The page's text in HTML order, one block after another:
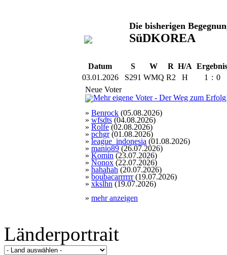
Die bisherigen
SüDKOREA
Datum S W R H/A Ergebnis
03.01.2026
S291 WMQ R2 H 1 : 0
Neue Voter
» Benrock (05.08.2026)
» wfsdts (04.08.2026)
» Rolfe (02.08.2026)
» pchgr(01.08.2026)
» league_indonesia (01.08.2026)
» manio89 (26.07.2026)
» Komin (23.07.2026)
» Nonox (22.07.2026)
» hahahah (20.07.2026)
» boubacarrrrrr(19.07.2026)
» xkslhn (19.07.2026)
» mehr anzeigen
Länderportrait